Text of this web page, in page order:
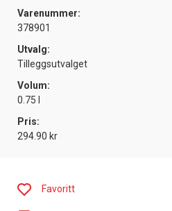
Varenummer:
378901
Utvalg:
Tilleggsutvalget
Volum:
0.75 l
Pris:
294.90 kr
Favoritt